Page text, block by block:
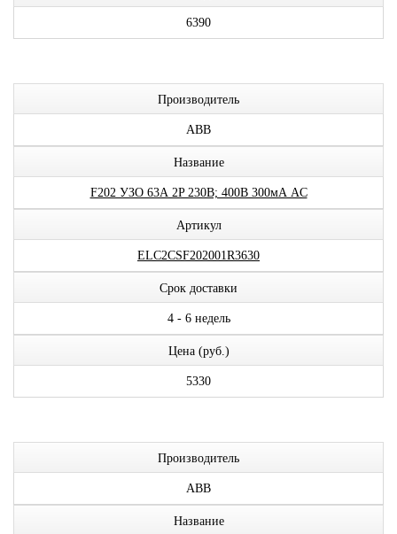
6390
Производитель
ABB
Название
F202 УЗО 63А 2P 230В; 400В 300мА AC
Артикул
ELC2CSF202001R3630
Срок доставки
4 - 6 недель
Цена (руб.)
5330
Производитель
ABB
Название